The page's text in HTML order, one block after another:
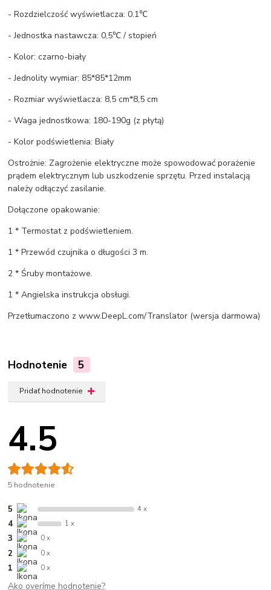
- Rozdzielczość wyświetlacza: 0.1℃
- Jednostka nastawcza: 0,5℃ / stopień
- Kolor: czarno-biały
- Jednolity wymiar: 85*85*12mm
- Rozmiar wyświetlacza: 8,5 cm*8,5 cm
- Waga jednostkowa: 180-190g (z płytą)
- Kolor podświetlenia: Biały
Ostrożnie: Zagrożenie elektryczne może spowodować porażenie
prądem elektrycznym lub uszkodzenie sprzętu. Przed instalacją
należy odłączyć zasilanie.
Dołączone opakowanie:
1 * Termostat z podświetleniem.
1 * Przewód czujnika o długości 3 m.
2 * Śruby montażowe.
1 * Angielska instrukcja obsługi.
Przetłumaczono z www.DeepL.com/Translator (wersja darmowa)
Hodnotenie 5
Pridať hodnotenie
4.5
5 hodnotenie
5 4 x
4 1 x
3 0 x
2 0 x
1 0 x
Ako overíme hodnotenie?